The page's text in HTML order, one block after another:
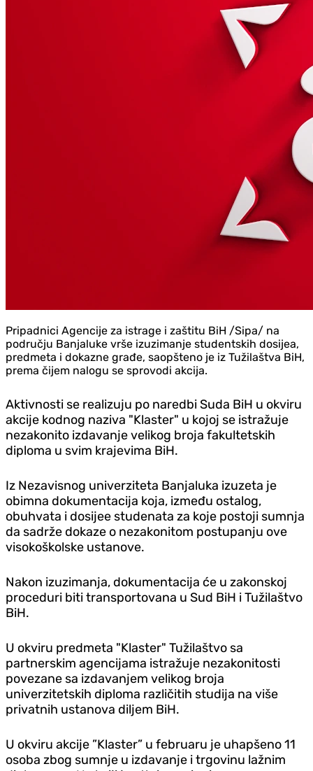
Pripadnici Agencije za istrage i zaštitu BiH /Sipa/ na
području Banjaluke vrše izuzimanje studentskih dosijea,
predmeta i dokazne građe, saopšteno je iz Tužilaštva BiH,
prema čijem nalogu se sprovodi akcija.
Aktivnosti se realizuju po naredbi Suda BiH u okviru
akcije kodnog naziva "Klaster" u kojoj se istražuje
nezakonito izdavanje velikog broja fakultetskih
diploma u svim krajevima BiH.
Iz Nezavisnog univerziteta Banjaluka izuzeta je
obimna dokumentacija koja, između ostalog,
obuhvata i dosijee studenata za koje postoji sumnja
da sadrže dokaze o nezakonitom postupanju ove
visokoškolske ustanove.
Nakon izuzimanja, dokumentacija će u zakonskoj
proceduri biti transportovana u Sud BiH i Tužilaštvo
BiH.
U okviru predmeta "Klaster" Tužilaštvo sa
partnerskim agencijama istražuje nezakonitosti
povezane sa izdavanjem velikog broja
univerzitetskih diploma različitih studija na više
privatnih ustanova diljem BiH.
U okviru akcije ”Klaster” u februaru je uhapšeno 11
osoba zbog sumnje u izdavanje i trgovinu lažnim